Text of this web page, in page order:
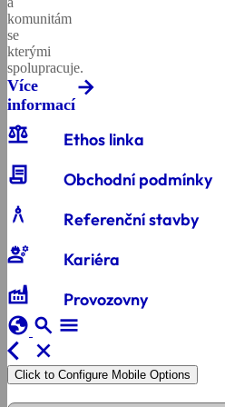
komunitám
se
kterými
spolupracuje.
Více
informací
balance Ethos linka
contract Obchodní podmínky
architecture Referenční stavby
engineering Kariéra
factory Provozovny
globe search menu
arrow_back_ios
close
Click to Configure Mobile Options